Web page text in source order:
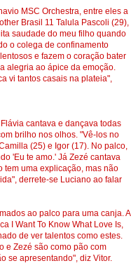
MSC Orchestra, entre eles a
Brasil 11 Talula Pascoli (29),
saudade do meu filho quando
o colega de confinamento
e fazem o coração bater
alegria ao ápice da emoção.
vi tantos casais na plateia",
cantava e dançava todas
brilho nos olhos. "Vê-los no
(25) e Igor (17). No palco,
'Eu te amo.' Já Zezé cantava
tem uma explicação, mas não
derrete-se Luciano ao falar
ao palco para uma canja. A
I Want To Know What Love Is,
de ver talentos como estes.
e Zezé são como pão com
se apresentando", diz Vitor.